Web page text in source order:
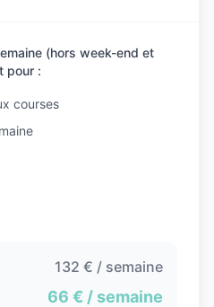
(hors week-end et
pour :
courses
132 € / semaine
66 € / semaine